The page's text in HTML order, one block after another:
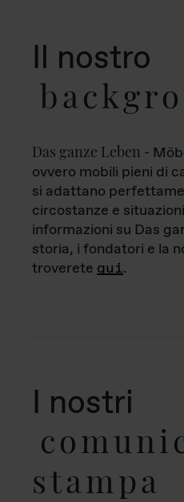
Il nostro
Das ganze Leben -
ovvero mobili pieni di
si adattano
circostanze e
informazioni su Das
storia, i fondatori e la
troverete qui.
I nostri
stampa